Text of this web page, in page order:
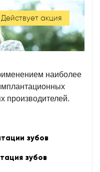
Действует акция
наиболее
производителей.
зубов
зубов